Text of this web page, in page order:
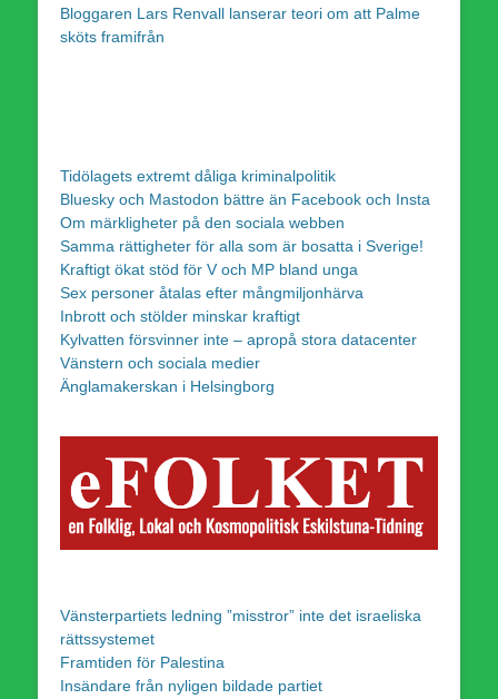
Bloggaren Lars Renvall lanserar teori om att Palme
sköts framifrån
Tidölagets extremt dåliga kriminalpolitik
Bluesky och Mastodon bättre än Facebook och Insta
Om märkligheter på den sociala webben
Samma rättigheter för alla som är bosatta i Sverige!
Kraftigt ökat stöd för V och MP bland unga
Sex personer åtalas efter mångmiljonhärva
Inbrott och stölder minskar kraftigt
Kylvatten försvinner inte – apropå stora datacenter
Vänstern och sociala medier
Änglamakerskan i Helsingborg
Vänsterpartiets ledning ”misstror” inte det israeliska
rättssystemet
Framtiden för Palestina
Insändare från nyligen bildade partiet